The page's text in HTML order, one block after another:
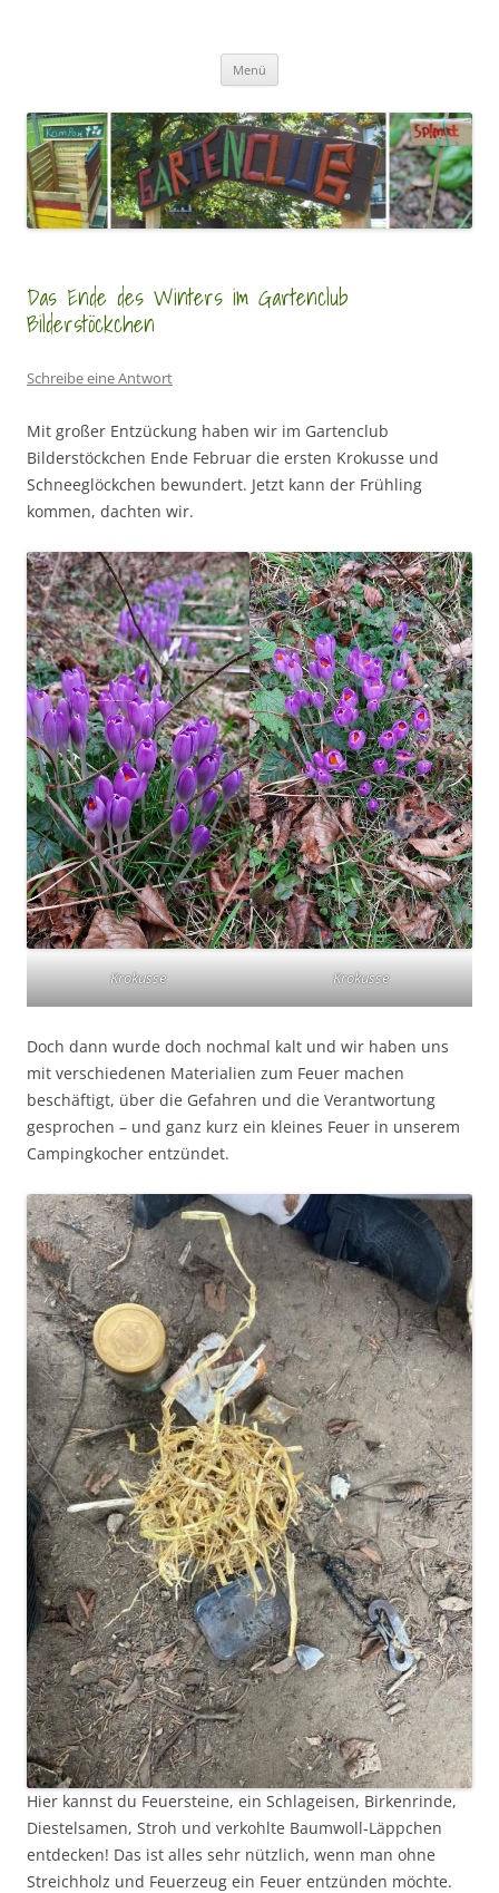
Menü
Das Ende des Winters im Gartenclub
Bilderstöckchen
Schreibe eine Antwort
Mit großer Entzückung haben wir im Gartenclub
Bilderstöckchen Ende Februar die ersten Krokusse und
Schneeglöckchen bewundert. Jetzt kann der Frühling
kommen, dachten wir.
Krokusse Krokusse
Doch dann wurde doch nochmal kalt und wir haben uns
mit verschiedenen Materialien zum Feuer machen
beschäftigt, über die Gefahren und die Verantwortung
gesprochen – und ganz kurz ein kleines Feuer in unserem
Campingkocher entzündet.
Hier kannst du Feuersteine, ein Schlageisen, Birkenrinde,
Diestelsamen, Stroh und verkohlte Baumwoll-Läppchen
entdecken! Das ist alles sehr nützlich, wenn man ohne
Streichholz und Feuerzeug ein Feuer entzünden möchte.